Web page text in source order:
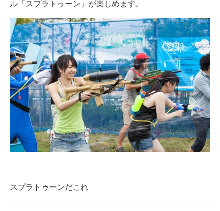
ル「スプラトゥーン」が楽しめます。
スプラトゥーンだこれ